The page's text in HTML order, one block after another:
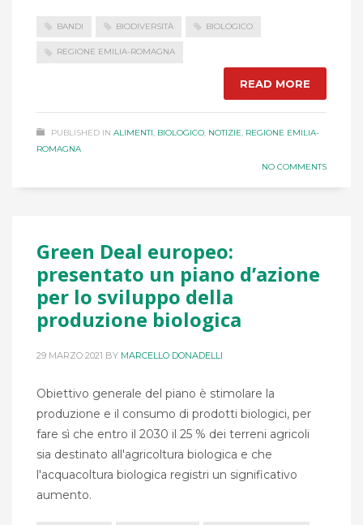
BANDI BIODIVERSITÀ BIOLOGICO
REGIONE EMILIA-ROMAGNA
READ MORE
PUBLISHED IN ALIMENTI BIOLOGICO NOTIZIE REGIONE EMILIA-
ROMAGNA
NO COMMENTS
Green Deal europeo:
presentato un piano d’azione
per lo sviluppo della
produzione biologica
29 MARZO 2021 BY MARCELLO DONADELLI
Obiettivo generale del piano è stimolare la
produzione e il consumo di prodotti biologici, per
fare sì che entro il 2030 il 25 % dei terreni agricoli
sia destinato all'agricoltura biologica e che
l'acquacoltura biologica registri un significativo
aumento.